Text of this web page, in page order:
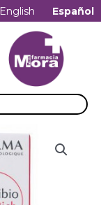
English Español